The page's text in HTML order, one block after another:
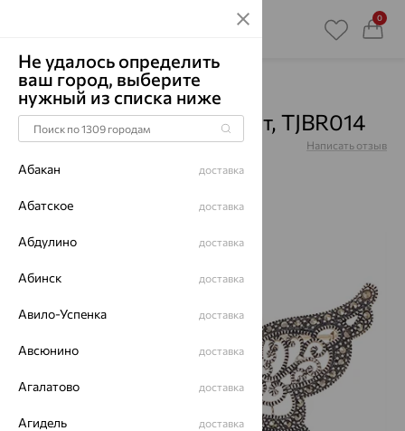
0
Главная Каталог Броши Аметист
Брошь, серебро, аметист, TJBR014
Артикул:TJBR014 Написать отзыв
Не удалось определить
ваш город, выберите
нужный из списка ниже
Абакан доставка
Абатское доставка
Абдулино доставка
Абинск доставка
Авило-Успенка доставка
Авсюнино доставка
Агалатово доставка
Агидель доставка